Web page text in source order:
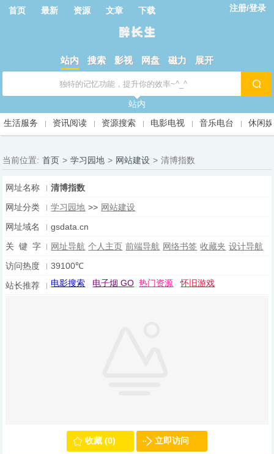
首页 最新 资源 文章 下载 注册/登录
站内 搜索 影视 网盘 磁力 展开
站内
生活服务
资讯阅读 资源搜索 电影电视 音乐电台 休闲
当前位置: 首页 > 学习园地 > 网站建设 > 清博指数
网址名称
清博指数
网址分类
学习园地 >> 网站建设
网址域名
gsdata.cn
关 键 字
网址导航 个人主页 前端导航 网络书签 收藏夹 设计导航
访问热度
39100℃
站长推荐
电影搜索 电子烟 GO 热门资源 怀旧游戏
收藏 (0) 立即访问